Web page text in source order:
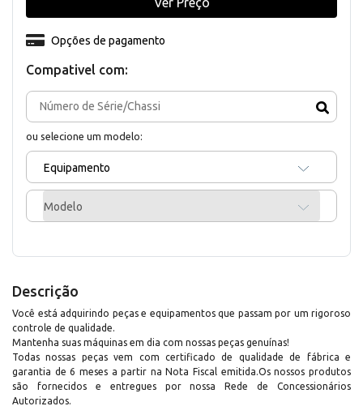
Compativel com:
ou selecione um modelo:
Equipamento
Modelo
Opções de pagamento
Descrição
Você está adquirindo peças e equipamentos que passam por um rigoroso
controle de qualidade.
Mantenha suas máquinas em dia com nossas peças genuínas!
Todas nossas peças vem com certificado de qualidade de fábrica e
garantia de 6 meses a partir na Nota Fiscal emitida.Os nossos produtos
são fornecidos e entregues por nossa Rede de Concessionários
Autorizados.